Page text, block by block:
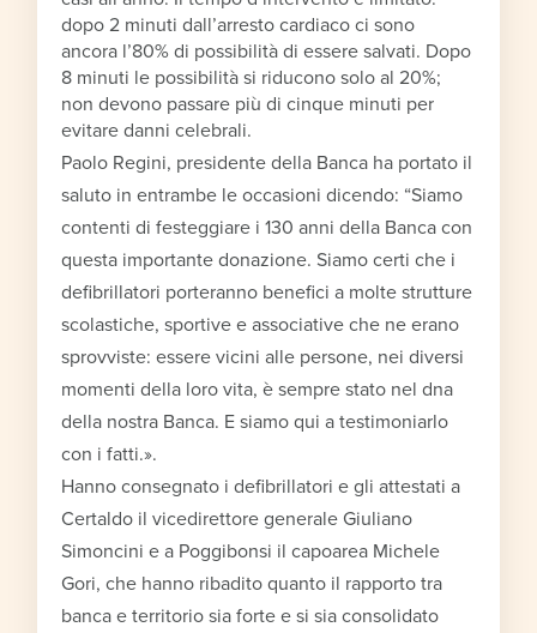
dopo 2 minuti dall’arresto cardiaco ci sono
ancora l’80% di possibilità di essere salvati. Dopo
8 minuti le possibilità si riducono solo al 20%;
non devono passare più di cinque minuti per
evitare danni celebrali.
Paolo Regini, presidente della Banca ha portato il
saluto in entrambe le occasioni dicendo: “Siamo
contenti di festeggiare i 130 anni della Banca con
questa importante donazione. Siamo certi che i
defibrillatori porteranno benefici a molte strutture
scolastiche, sportive e associative che ne erano
sprovviste: essere vicini alle persone, nei diversi
momenti della loro vita, è sempre stato nel dna
della nostra Banca. E siamo qui a testimoniarlo
con i fatti.».
Hanno consegnato i defibrillatori e gli attestati a
Certaldo il vicedirettore generale Giuliano
Simoncini e a Poggibonsi il capoarea Michele
Gori, che hanno ribadito quanto il rapporto tra
banca e territorio sia forte e si sia consolidato